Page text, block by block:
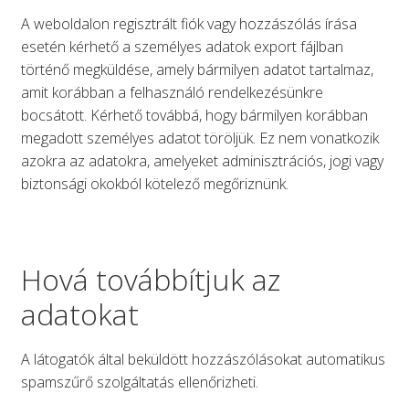
A weboldalon regisztrált fiók vagy hozzászólás írása
esetén kérhető a személyes adatok export fájlban
történő megküldése, amely bármilyen adatot tartalmaz,
amit korábban a felhasználó rendelkezésünkre
bocsátott. Kérhető továbbá, hogy bármilyen korábban
megadott személyes adatot töröljük. Ez nem vonatkozik
azokra az adatokra, amelyeket adminisztrációs, jogi vagy
biztonsági okokból kötelező megőriznünk.
Hová továbbítjuk az
adatokat
A látogatók által beküldött hozzászólásokat automatikus
spamszűrő szolgáltatás ellenőrizheti.